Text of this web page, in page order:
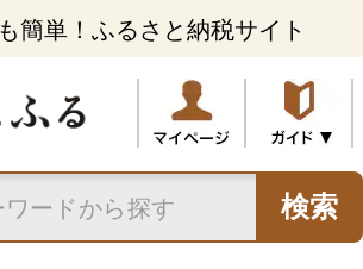
簡単！ふるさと納税サイト
検索